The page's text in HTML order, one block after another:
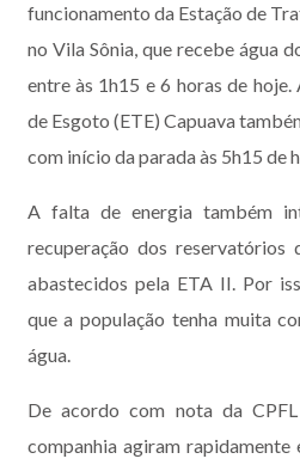
funcionamento da Estação de
no Vila Sônia, que recebe água
entre às 1h15 e 6 horas de
de Esgoto (ETE) Capuava
com início da parada às 5h15 de
A falta de energia também
recuperação dos reservatórios
abastecidos pela ETA II. Por
que a população tenha muita
água.
De acordo com nota da
companhia agiram